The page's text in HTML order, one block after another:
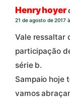
Henry hoyer
21 de agosto de 2017
Vale ressaltar
participação
série b.
Sampaio hoje
vamos